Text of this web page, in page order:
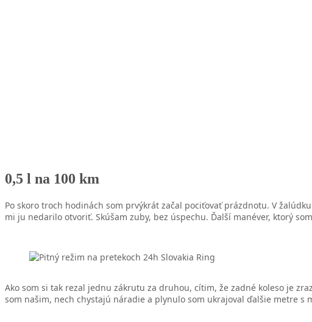
0,5 l na 100 km
Po skoro troch hodinách som prvýkrát začal pociťovať prázdnotu. V
mi ju nedarilo otvoriť. Skúšam zuby, bez úspechu. Ďalší manéver, ktorý
Ako som si tak rezal jednu zákrutu za druhou, cítim, že zadné koleso je
som našim, nech chystajú náradie a plynulo som ukrajoval ďalšie metre s